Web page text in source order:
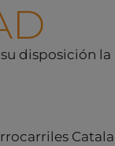
disposición la